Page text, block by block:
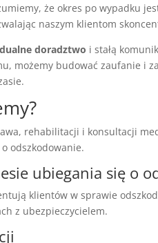
że okres po wypadku
naszym klientom
doradztwo i stałą
możemy budować zaufanie i
rehabilitacji i konsultacji
odszkodowanie.
ubiegania się o
klientów w sprawie
z ubezpieczycielem.